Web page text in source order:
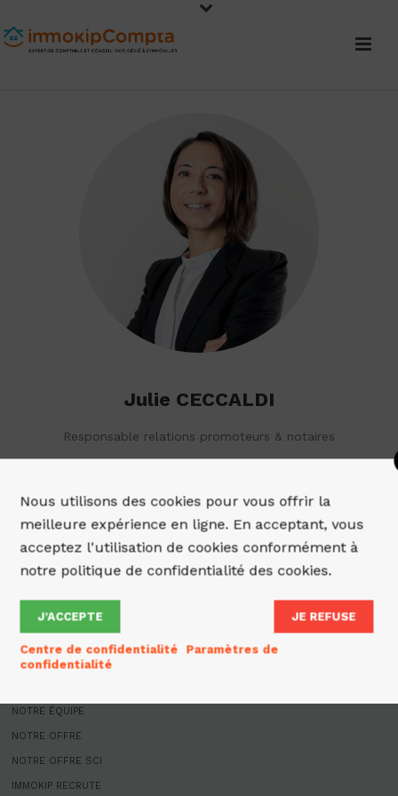
Julie CECCALDI
Responsable relations promoteurs & notaires
ACCUEIL
NOTRE ÉQUIPE
NOTRE OFFRE
NOTRE OFFRE SCI
IMMOKIP RECRUTE
Nous utilisons des cookies pour vous offrir la
meilleure expérience en ligne. En acceptant, vous
acceptez l'utilisation de cookies conformément à
notre politique de confidentialité des cookies.
J’ACCEPTE JE REFUSE
Centre de confidentialité
Paramètres de
confidentialité